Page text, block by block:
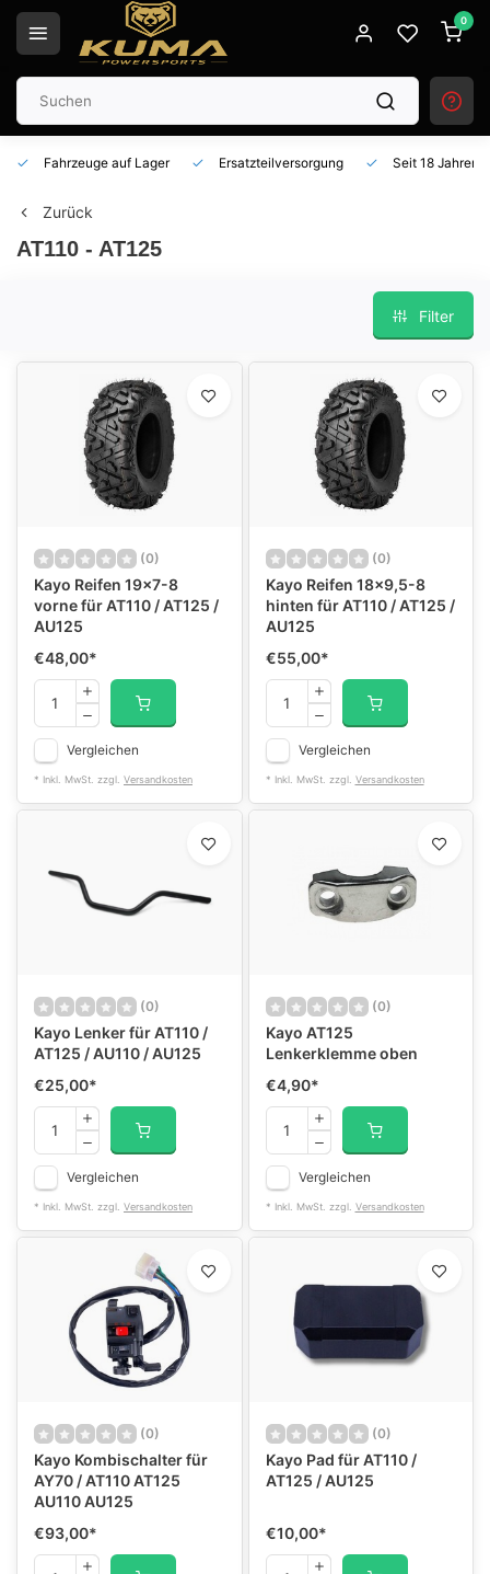
0
Fahrzeuge auf Lager Ersatzteilversorgung Seit 18 Jahren
Zurück
AT110 - AT125
Filter
(0)
Kayo Reifen 19x7-8
vorne für AT110 / AT125 /
AU125
€48,00*
Vergleichen
* Inkl. MwSt. zzgl. Versandkosten
(0)
Kayo Reifen 18x9,5-8
hinten für AT110 / AT125 /
AU125
€55,00*
Vergleichen
* Inkl. MwSt. zzgl. Versandkosten
(0)
Kayo Lenker für AT110 /
AT125 / AU110 / AU125
€25,00*
Vergleichen
* Inkl. MwSt. zzgl. Versandkosten
(0)
Kayo AT125
Lenkerklemme oben
€4,90*
Vergleichen
* Inkl. MwSt. zzgl. Versandkosten
(0)
Kayo Kombischalter für
AY70 / AT110 AT125
AU110 AU125
€93,00*
(0)
Kayo Pad für AT110 /
AT125 / AU125
€10,00*